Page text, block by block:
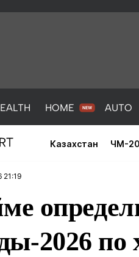
HOME AUTO
Казахстан ЧМ-
SPORT
21:19
2026 по